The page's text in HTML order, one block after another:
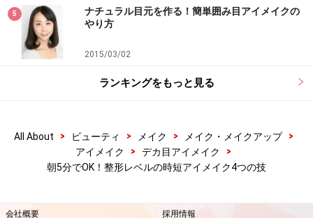
5
ナチュラル目元を作る！簡単囲み目アイメイクの
やり方
2015/03/02
ランキングをもっと見る
All About > ビューティ > メイク > メイク・メイクアップ
>
アイメイク
> デカ目アイメイク
>
朝5分でOK！整形レベルの時短アイメイク4つの技
会社概要 採用情報